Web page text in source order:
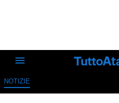
NOTIZIE